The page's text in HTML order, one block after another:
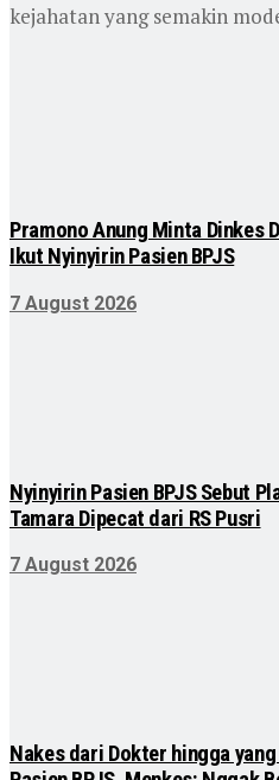
kejahatan yang semakin
Pramono Anung Minta Dinkes
Ikut Nyinyirin Pasien BPJS
7 August 2026
Nyinyirin Pasien BPJS Sebut
Tamara Dipecat dari RS Pusri
7 August 2026
Nakes dari Dokter hingga